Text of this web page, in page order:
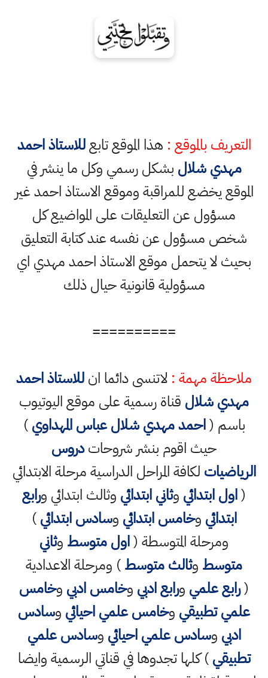
التعريف بالموقع : هذا الموقع تابعللاستاذ احمد
مهدي شلال بشكل رسمي وكل ما ينشر في
الموقع يخضع للمراقبة وموقع الاستاذ احمد غير
مسؤول عن التعليقات على المواضيع كل
شخص مسؤول عن نفسه عند كتابة التعليق
بحيث لا يتحمل موقع الاستاذ احمد مهدي اي
مسؤولية قانونية حيال ذلك
==========
ملاحظة مهمة : لاتنسى دائما انللاستاذ احمد
مهدي شلال قناة رسمية على موقع اليوتيوب
باسم (احمد مهدي شلال عباس المهداوي)
حيث اقوم بنشر شروحاتدروس
الرياضيات لكافة المراحل الدراسية مرحلة الابتدائي
(اول ابتدائي وثاني ابتدائي وثالث ابتدائي ورابع
ابتدائي وخامس ابتدائي وسادس ابتدائي)
ومرحلة المتوسطة (اول متوسط وثاني
متوسط وثالث متوسط) ومرحلة الاعدادية
(رابع علمي ورابع ادبي وخامس ادبي وخامس
علمي تطبيقي وخامس علمي احيائي وسادس
ادبي وسادس علمي احيائي وسادس علمي
تطبيقي) كلها تجدوها في قناتي الرسمية وايضا